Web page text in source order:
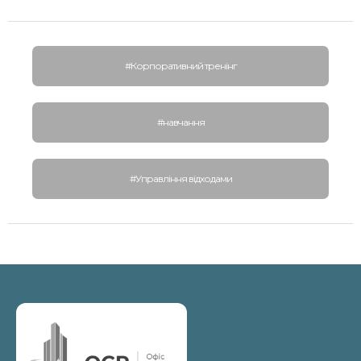
#Корпоративний тренінг
#навчання
#Управління відходами